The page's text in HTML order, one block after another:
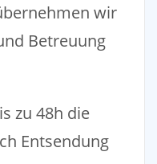
wir
Betreuung
zu 48h die
Entsendung